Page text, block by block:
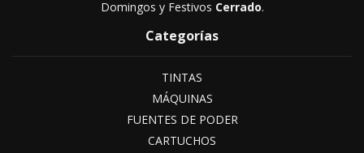
Domingos y Festivos Cerrado.
Categorías
TINTAS
MÁQUINAS
FUENTES DE PODER
CARTUCHOS